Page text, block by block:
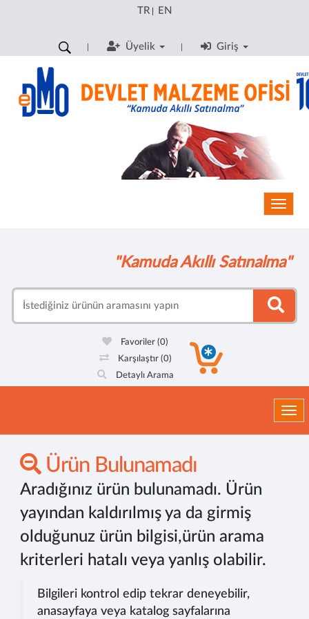
TR| EN
Üyelik Giriş
"Kamuda Akıllı Satınalma"
Favoriler(0)
Karşılaştır (0)
Detaylı Arama
Ürün Bulunamadı
Aradığınız ürün bulunamadı. Ürün
yayından kaldırılmış ya da girmiş
olduğunuz ürün bilgisi,ürün arama
kriterleri hatalı veya yanlış olabilir.
Bilgileri kontrol edip tekrar deneyebilir,
anasayfaya veya katalog sayfalarına